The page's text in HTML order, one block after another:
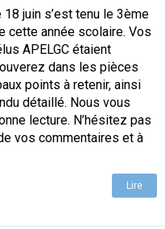
juin s’est tenu le 3ème
cette année scolaire. Vos
APELGC étaient
dans les pièces
points à retenir, ainsi
détaillé. Nous vous
lecture. N’hésitez pas
vos commentaires et à
Lire